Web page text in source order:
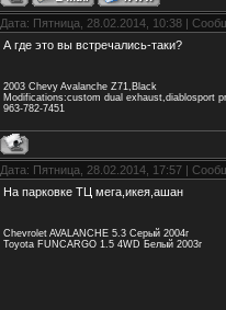
Дата: Пятница, 28.02.2014, 10:38 |
А где это вы встречались-таки?
2003 Chevy Avalanche Z71,Black
Modifications:custom dual exhaust,diablosport
963-782-7451
Дата: Пятница, 28.02.2014, 17:57 |
На парковке ТЦ мега,икея,ашан
Chevrolet AVALANCHE 5.3 Серый 2004г
Toyota FUNCARGO 1.5 4WD Белый 2003г